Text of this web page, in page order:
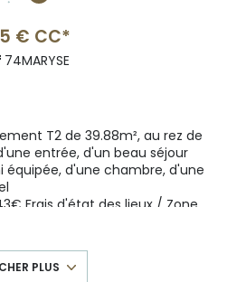
€ CC*
74MARYSE
T2 de 39.88m², au rez de
entrée, d'un beau séjour
d'une chambre, d'une
Frais d'état des lieux / Zone
en ligne, merci de vous
PLUS